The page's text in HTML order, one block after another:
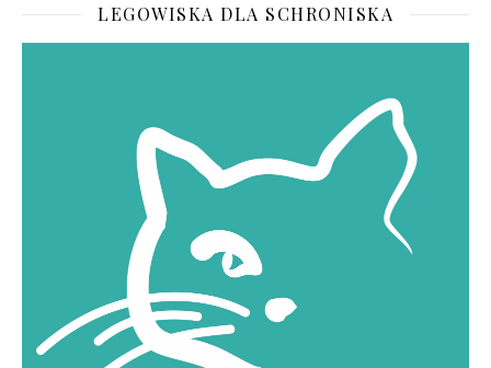
LEGOWISKA DLA SCHRONISKA